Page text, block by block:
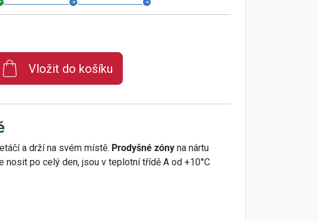
Vložit do košíku
a drží na svém místě. Prodyšné zóny na nártu
po celý den, jsou v teplotní třídě A od +10°C